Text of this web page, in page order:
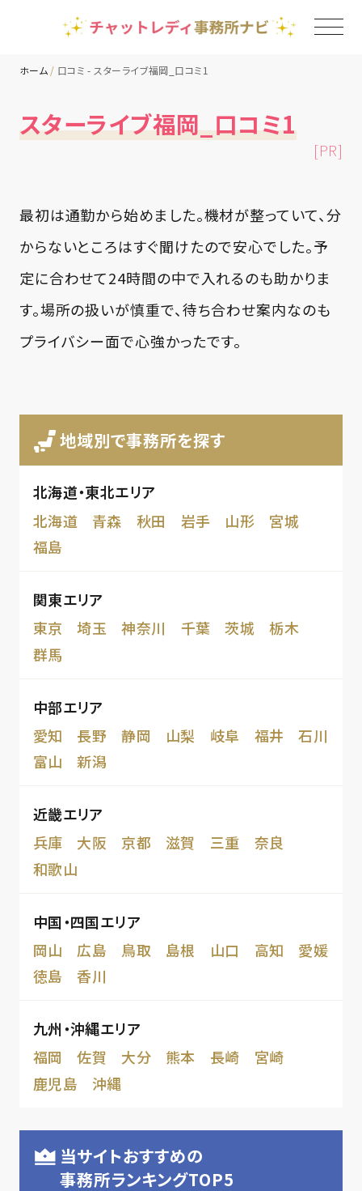
地域別ランキング
コラム
ホーム 口コミ - スターライブ福岡_口コミ1
スターライブ福岡_口コミ1
[PR]
最初は通勤から始めました。機材が整っていて、分
からないところはすぐ聞けたので安心でした。予
定に合わせて24時間の中で入れるのも助かりま
す。場所の扱いが慎重で、待ち合わせ案内なのも
プライバシー面で心強かったです。
地域別で事務所を探す
北海道・東北エリア
北海道
青森 秋田 岩手 山形
宮城
福島
関東エリア
東京
埼玉 神奈川 千葉 茨城
栃木
群馬
中部エリア
愛知
長野 静岡 山梨 岐阜 福井
石川
富山
新潟
近畿エリア
兵庫
大阪 京都 滋賀 三重
奈良
和歌山
中国・四国エリア
岡山
広島 鳥取 島根 山口 高知
愛媛
徳島
香川
九州・沖縄エリア
福岡
佐賀 大分 熊本 長崎
宮崎
鹿児島
沖縄
当サイトおすすめの
事務所ランキングTOP5